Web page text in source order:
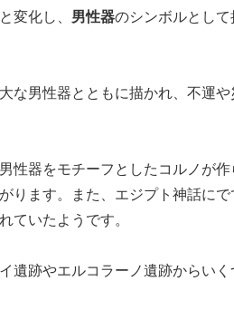
変化し、 男性器のシンボルとして
な男性器とともに描かれ、不運や
性器をモチーフとしたコルノが作
ります。また、エジプト神話にで
ていたようです。
遺跡やエルコラーノ遺跡からいく